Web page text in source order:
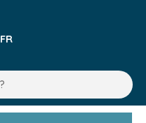
FR